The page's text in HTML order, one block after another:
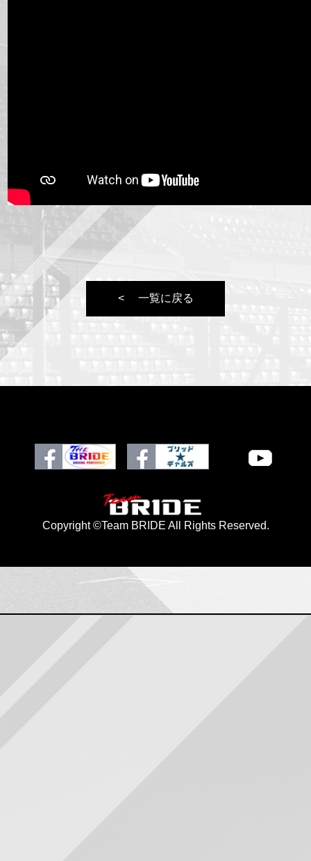
一覧に戻る
Copyright ©Team BRIDE All Rights Reserved.